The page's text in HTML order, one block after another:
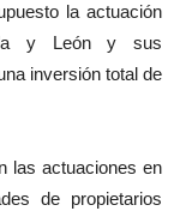
la actuación
y León y sus
inversión total de
las actuaciones en
de propietarios